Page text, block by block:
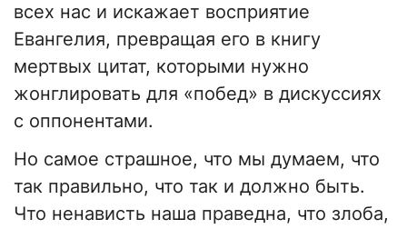
всех нас и искажает восприятие
Евангелия, превращая его в книгу
мертвых цитат, которыми нужно
жонглировать для «побед» в дискуссиях
с оппонентами.
Но самое страшное, что мы думаем, что
так правильно, что так и должно быть.
Что ненависть наша праведна, что злоба,